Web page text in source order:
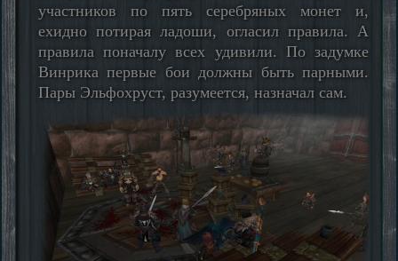
участников по пять серебряных монет и,
ехидно потирая ладоши, огласил правила. А
правила поначалу всех удивили. По задумке
Винрика первые бои должны быть парными.
Пары Эльфохруст, разумеется, назначал сам.